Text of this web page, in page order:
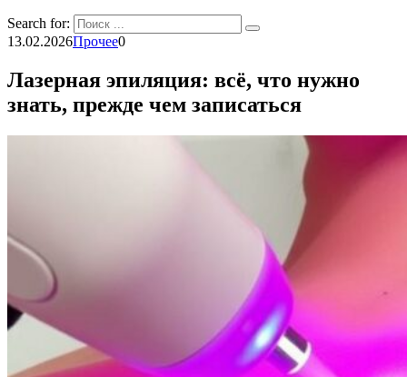
Search for:
13.02.2026Прочее0
Лазерная эпиляция: всё, что нужно
знать, прежде чем записаться